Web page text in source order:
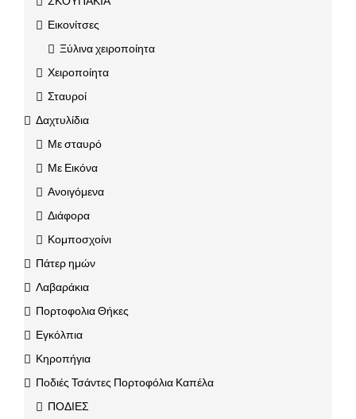
Εικονίτσες
Ξύλινα χειροποίητα
Χειροποίητα
Σταυροί
Δαχτυλίδια
Με σταυρό
Με Εικόνα
Ανοιγόμενα
Διάφορα
Κομποσχοίνι
Πάτερ ημών
Λαβαράκια
Πορτοφολια Θήκες
Εγκόλπια
Κηροπήγια
Ποδιές Τσάντες Πορτοφόλια Καπέλα
ΠΟΔΙΕΣ